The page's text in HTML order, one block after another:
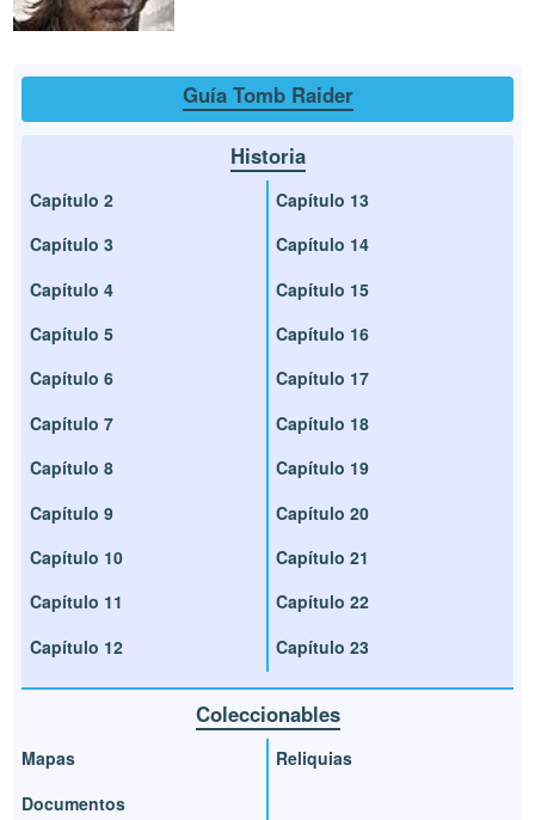
Guía Tomb Raider
Historia
Capítulo 2
Capítulo 3
Capítulo 4
Capítulo 5
Capítulo 6
Capítulo 7
Capítulo 8
Capítulo 9
Capítulo 10
Capítulo 11
Capítulo 12
Capítulo 13
Capítulo 14
Capítulo 15
Capítulo 16
Capítulo 17
Capítulo 18
Capítulo 19
Capítulo 20
Capítulo 21
Capítulo 22
Capítulo 23
Coleccionables
Mapas
Documentos
Reliquias